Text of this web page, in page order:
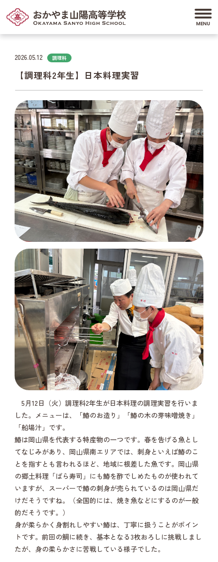
2026.05.12 調理科
【調理科2年生】日本料理実習
5月12日（火）調理科2年生が日本料理の調理実習を行いま
した。メニューは、「鰆のお造り」「鰆の木の芽味噌焼き」
「船場汁」です。
鰆は岡山県を代表する特産物の一つです。春を告げる魚とし
てなじみがあり、岡山県南エリアでは、刺身といえば鰆のこ
とを指すとも言われるほど、地域に根差した魚です。岡山県
の郷土料理「ばら寿司」にも鰆を酢でしめたものが使われて
いますが、スーパーで鰆の刺身が売られているのは岡山県だ
けだそうですね。（全国的には、焼き魚などにするのが一般
的だそうです。）
身が柔らかく身割れしやすい鰆は、丁寧に扱うことがポイン
トです。前回の鯛に続き、基本となる3枚おろしに挑戦しまし
たが、身の柔らかさに苦戦している様子でした。